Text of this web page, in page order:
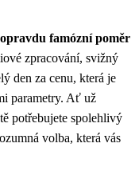
famózní poměr
zpracování, svižný
den za cenu, která je
parametry. Ať už
potřebujete spolehlivý
volba, která vás